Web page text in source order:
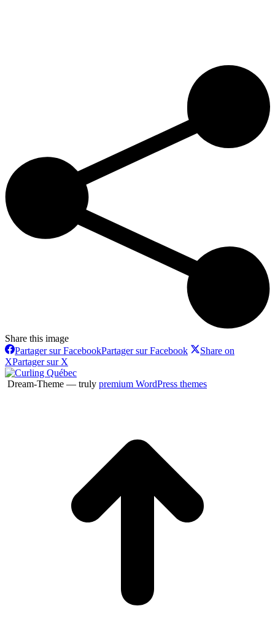
Share this image
Partager sur FacebookPartager sur Facebook
Share on
XPartager sur X
Dream-Theme — truly premium WordPress themes